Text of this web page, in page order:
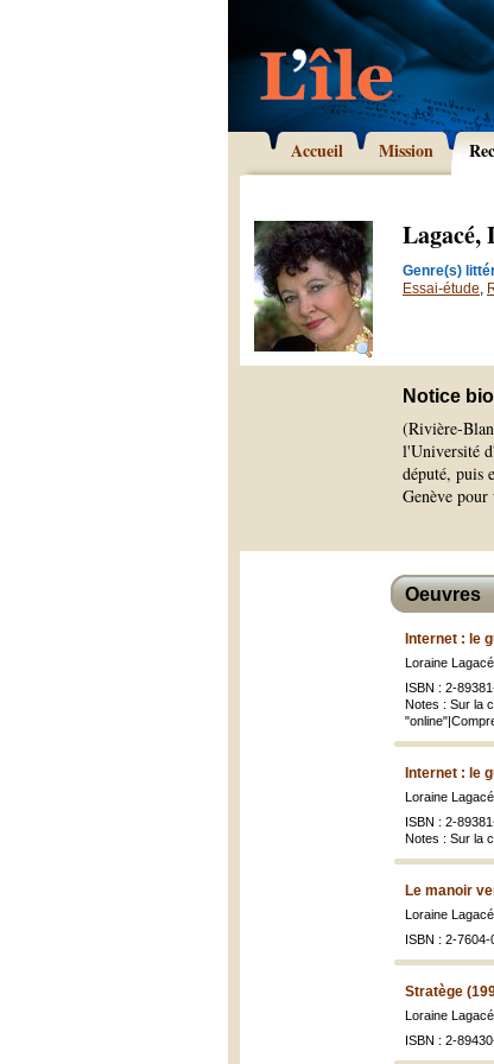
Accueil Mission
Lagacé,
Genre(s)
Essai-étude,
Notice
(Rivière-
l'Université
député, puis
Genève
Oeuvres
Internet : le
Loraine Lagacé,
ISBN : 2-
Notes : Sur la
Internet : le
Loraine Lagacé,
ISBN : 2-
Notes : Sur la
Le manoir
Loraine Lagacé,
ISBN : 2-7604-
Stratège
Loraine Lagacé,
ISBN : 2-